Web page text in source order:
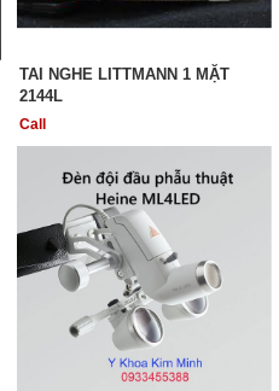
TAI NGHE LITTMANN 1 MẶT
2144L
Call